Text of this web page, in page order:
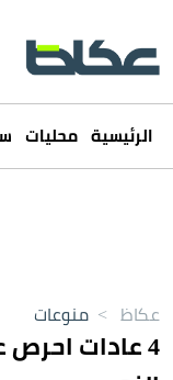
الرئيسية محليات
عكاظ > منوعات
4 عادات